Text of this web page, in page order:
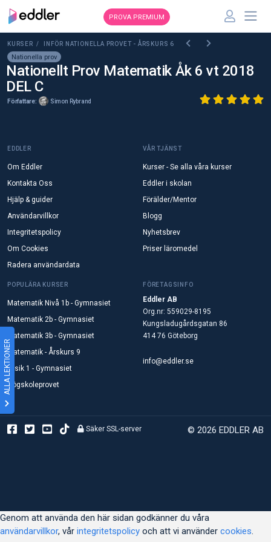
ALLA LEKTIONER
PROVA PREMIUM
KURSER / INFÖR NATIONELLA PROVET - ÅRSKURS 6
Nationella prov
Nationellt Prov Matematik Åk 6 vt 2018
DEL C
Författare: Simon Rybrand
EDDLER
Om Eddler
Kontakta Oss
Hjälp & guider
Användarvillkor
Integritetspolicy
Om Cookies
Radera användardata
VÅR TJÄNST
Kurser - Se alla våra kurser
Eddler i skolan
Förälder/Mentor
Blogg
Nyhetsbrev
Priser läromedel
POPULÄRA KURSER
Matematik Nivå 1b - Gymnasiet
Matematik 2b - Gymnasiet
Matematik 3b - Gymnasiet
Matematik - Årskurs 9
Fysik 1 - Gymnasiet
Högskoleprovet
FÖRETAGSINFO
Eddler AB
Org.nr: 559029-8195
Kungsladugårdsgatan 86
414 76 Göteborg
info@eddler.se
© 2026 EDDLER AB
Säker SSL-server
Genom att använda den här sidan godkänner du våra
användarvillkor, vår integritetspolicy och att vi använder cookies.